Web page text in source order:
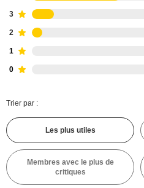
3
2
1
0
Trier par :
Les plus utiles
Membres avec le plus de
critiques